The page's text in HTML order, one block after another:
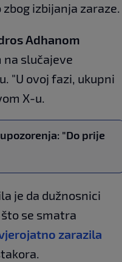
izbijanja zaraze.
Adhanom
na slučajeve
"U ovoj fazi, ukupni
X-u.
"Do prije
je da dužnosnici
se smatra
zarazila